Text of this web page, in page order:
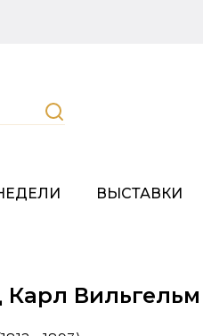
ВЫСТАВКИ
Карл Вильгельм